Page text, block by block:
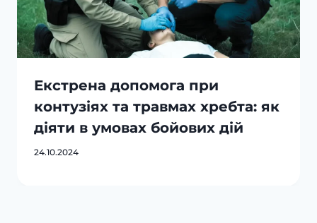
Екстрена допомога при
контузіях та травмах хребта: як
діяти в умовах бойових дій
24.10.2024